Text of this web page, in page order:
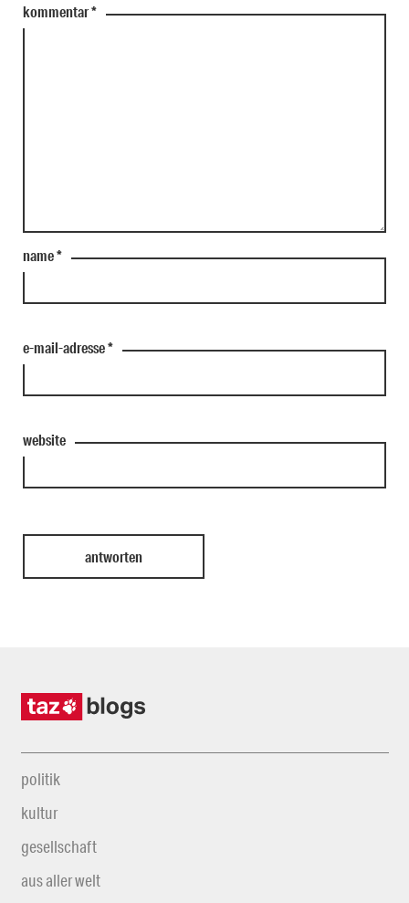
kommentar*
name*
e-mail-adresse*
website
politik
kultur
gesellschaft
aus aller welt